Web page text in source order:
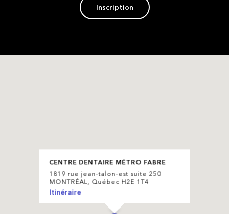
Inscription
CENTRE DENTAIRE MÉTRO FABRE
1819 rue jean-talon-est suite 250
MONTRÉAL, Québec H2E 1T4
Itinéraire